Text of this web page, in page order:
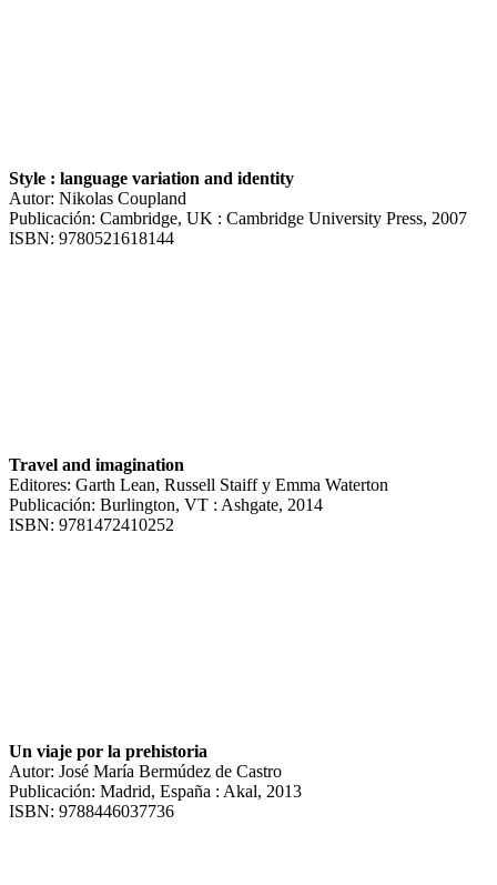
Style : language variation and identity
Autor: Nikolas Coupland
Publicación: Cambridge, UK : Cambridge University Press, 2007
ISBN: 9780521618144
Travel and imagination
Editores: Garth Lean, Russell Staiff y Emma Waterton
Publicación: Burlington, VT : Ashgate, 2014
ISBN: 9781472410252
Un viaje por la prehistoria
Autor: José María Bermúdez de Castro
Publicación: Madrid, España : Akal, 2013
ISBN: 9788446037736